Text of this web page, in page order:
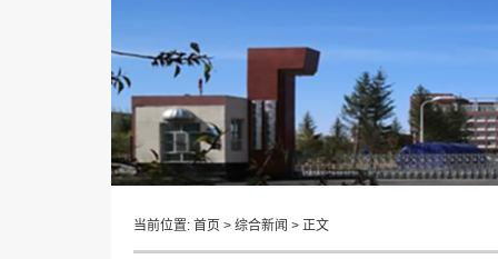
当前位置: 首页 > 综合新闻 > 正文